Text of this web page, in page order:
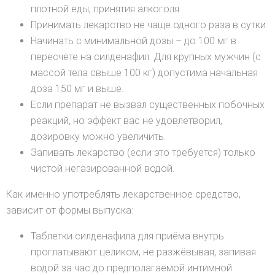
плотной еды, принятия алкоголя.
Принимать лекарство не чаще одного раза в сутки.
Начинать с минимальной дозы – до 100 мг в
пересчёте на силденафил. Для крупных мужчин (с
массой тела свыше 100 кг) допустима начальная
доза 150 мг и выше.
Если препарат не вызвал существенных побочных
реакций, но эффект вас не удовлетворил,
дозировку можно увеличить.
Запивать лекарство (если это требуется) только
чистой негазированной водой.
Как именно употреблять лекарственное средство,
зависит от формы выпуска:
Таблетки силденафила для приёма внутрь
проглатывают целиком, не разжёвывая, запивая
водой за час до предполагаемой интимной